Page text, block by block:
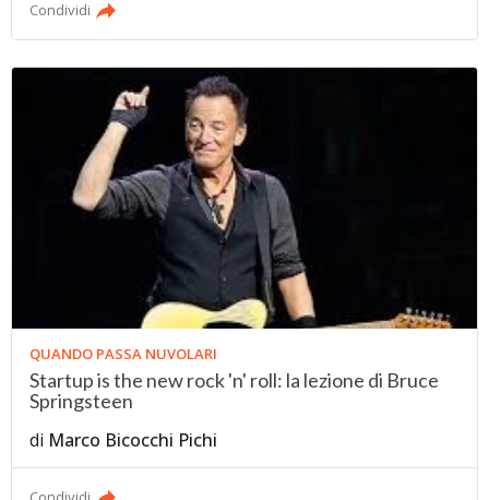
Condividi
QUANDO PASSA NUVOLARI
Startup is the new rock 'n' roll: la lezione di Bruce
Springsteen
di Marco Bicocchi Pichi